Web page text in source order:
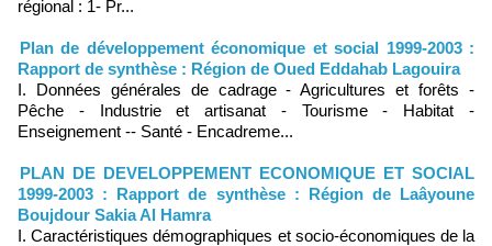
régional : 1- Pr...
Plan de développement économique et social 1999-2003 :
Rapport de synthèse : Région de Oued Eddahab Lagouira
I. Données générales de cadrage - Agricultures et forêts -
Pêche - Industrie et artisanat - Tourisme - Habitat -
Enseignement -- Santé - Encadreme...
PLAN DE DEVELOPPEMENT ECONOMIQUE ET SOCIAL
1999-2003 : Rapport de synthèse : Région de Laâyoune
Boujdour Sakia Al Hamra
I. Caractéristiques démographiques et socio-économiques de la